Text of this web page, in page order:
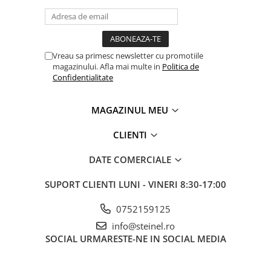
Vreau sa primesc newsletter cu promotiile
magazinului. Afla mai multe in Politica de
Confidentialitate
MAGAZINUL MEU
CLIENTI
DATE COMERCIALE
SUPORT CLIENTI LUNI - VINERI 8:30-17:00
0752159125
info@steinel.ro
SOCIAL URMARESTE-NE IN SOCIAL MEDIA